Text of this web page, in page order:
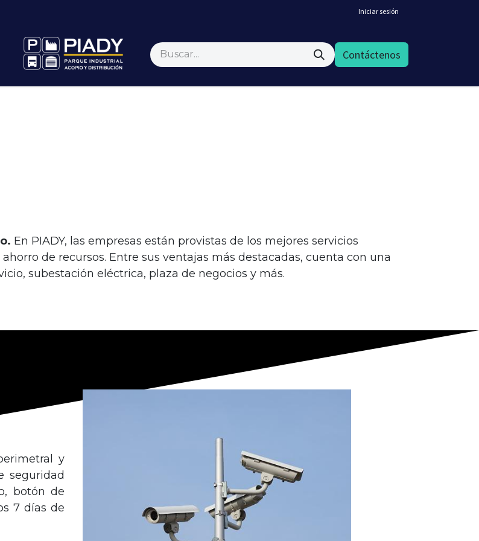
Iniciar sesión
Inicio Contáctenos
En PIADY, las empresas están provistas de los mejores servicios
de recursos. Entre sus ventajas más destacadas, cuenta con una
subestación eléctrica, plaza de negocios y más.
y
seguridad
botón de
7 días de